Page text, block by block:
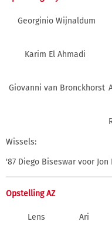
Georginio Wijnaldum
Karim El Ahmadi
Giovanni van Bronckhorst
Wissels:
'87 Diego Biseswar voor Jon
Opstelling AZ
Lens Ari